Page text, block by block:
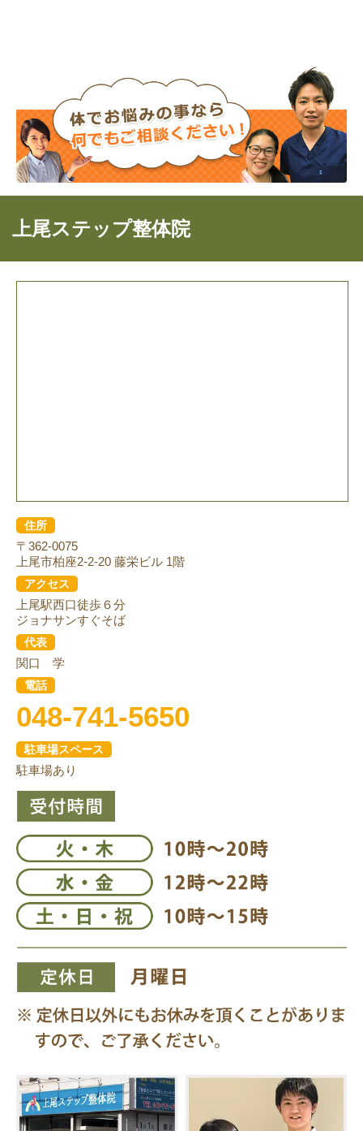
上尾ステップ整体院
住所
〒362-0075
上尾市柏座2-2-20 藤栄ビル 1階
アクセス
上尾駅西口徒歩６分
ジョナサンすぐそば
代表
関口 学
電話
048-741-5650
駐車場スペース
駐車場あり